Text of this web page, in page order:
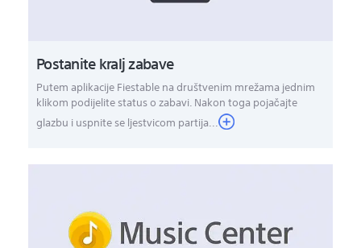
Postanite kralj zabave
Putem aplikacije Fiestable na društvenim mrežama jednim
klikom podijelite status o zabavi. Nakon toga pojačajte
glazbu i uspnite se ljestvicom partija...